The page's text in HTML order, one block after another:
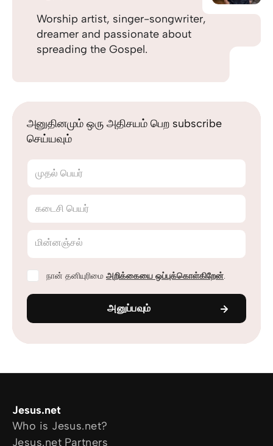
Worship artist, singer-songwriter,
dreamer and passionate about
spreading the Gospel.
அனுதினமும் ஒரு அதிசயம் பெற subscribe
செய்யவும்
முதல் பெயர்
கடைசி பெயர்
மின்னஞ்சல்
நான் தனியுரிமை அறிக்கையை ஒப்புக்கொள்கிறேன்.
அனுப்பவும்
Jesus.net
Who is Jesus.net?
Jesus.net Partners